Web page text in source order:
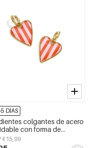
DÍAS
colgantes de acero
con forma de
sencillos, de la serie
Simple, joyería para mujer.
€15,99